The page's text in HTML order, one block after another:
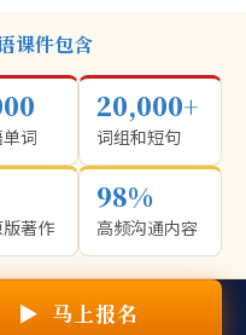
课件包含
词
20,000+
词组和短句
著作
98%
高频沟通内容
▶ 马上报名